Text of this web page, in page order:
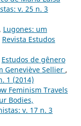
v. 25 n. 3
Lugones: um
Revista Estudos
Estudos de gênero
Geneviève Sellier ,
1 (2014)
Feminism Travels
Bodies,
v. 17 n. 3